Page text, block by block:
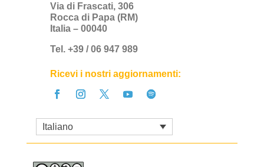
Via di Frascati, 306
Rocca di Papa (RM)
Italia – 00040
Tel. +39 / 06 947 989
Ricevi i nostri aggiornamenti:
Italiano